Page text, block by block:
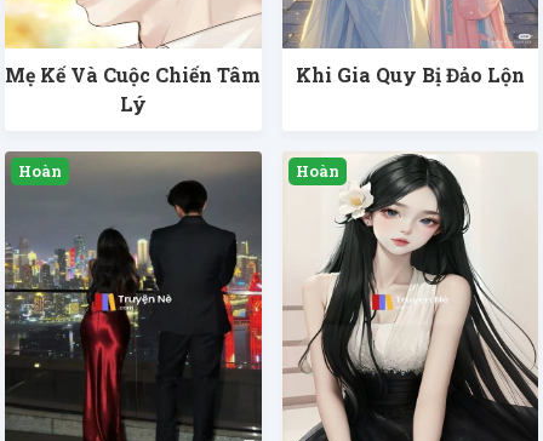
Mẹ Kế Và Cuộc Chiến Tâm
Lý
Khi Gia Quy Bị Đảo Lộn